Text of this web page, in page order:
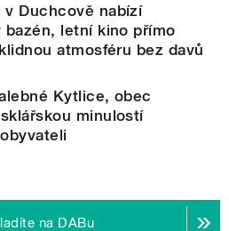
v Duchcově nabízí
bazén, letní kino přímo
atmosféru bez davů
Kytlice, obec
minulostí
na DABu